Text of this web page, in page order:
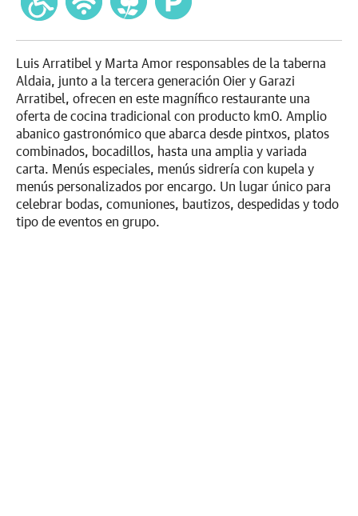
Luis Arratibel y Marta Amor responsables de la taberna
Aldaia, junto a la tercera generación Oier y Garazi
Arratibel, ofrecen en este magnífico restaurante una
oferta de cocina tradicional con producto km0. Amplio
abanico gastronómico que abarca desde pintxos, platos
combinados, bocadillos, hasta una amplia y variada
carta. Menús especiales, menús sidrería con kupela y
menús personalizados por encargo. Un lugar único para
celebrar bodas, comuniones, bautizos, despedidas y todo
tipo de eventos en grupo.